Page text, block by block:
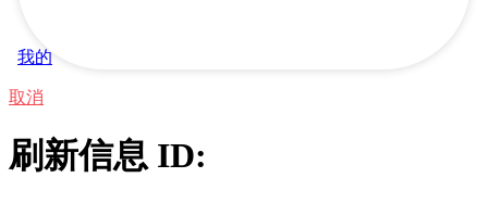
我的
取消
刷新信息 ID: